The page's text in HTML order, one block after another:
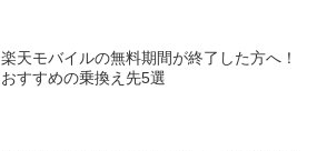
楽天モバイルの無料期間が終了した方へ！
おすすめの乗換え先5選